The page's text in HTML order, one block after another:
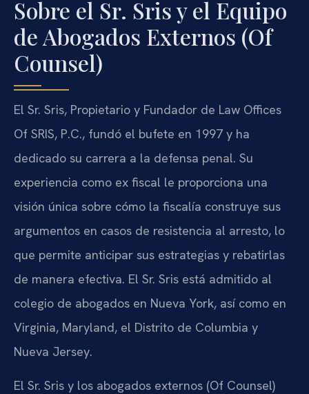
Sobre el Sr. Sris y el Equipo
de Abogados Externos (Of
Counsel)
El Sr. Sris, Propietario y Fundador de Law Offices
Of SRIS, P.C., fundó el bufete en 1997 y ha
dedicado su carrera a la defensa penal. Su
experiencia como ex fiscal le proporciona una
visión única sobre cómo la fiscalía construye sus
argumentos en casos de resistencia al arresto, lo
que permite anticipar sus estrategias y rebatirlas
de manera efectiva. El Sr. Sris está admitido al
colegio de abogados en Nueva York, así como en
Virginia, Maryland, el Distrito de Columbia y
Nueva Jersey.
El Sr. Sris y los abogados externos (Of Counsel)